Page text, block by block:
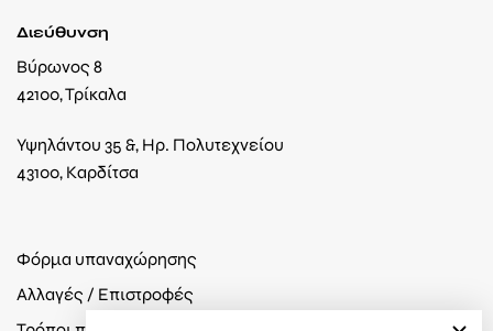
Διεύθυνση
Βύρωνος 8
42100, Τρίκαλα
Υψηλάντου 35 &, Ηρ. Πολυτεχνείου
43100, Καρδίτσα
Φόρμα υπαναχώρησης
Αλλαγές / Επιστροφές